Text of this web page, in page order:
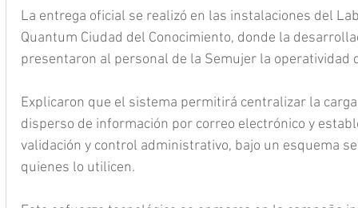
La entrega oficial se realizó en las instalaciones del
Quantum Ciudad del Conocimiento, donde la
presentaron al personal de la Semujer la operatividad
Explicaron que el sistema permitirá centralizar la
disperso de información por correo electrónico y
validación y control administrativo, bajo un esquema
quienes lo utilicen.